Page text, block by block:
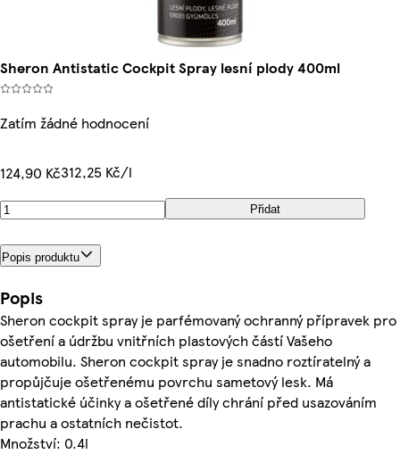
Sheron Antistatic Cockpit Spray lesní plody 400ml
Zatím žádné hodnocení
124,90 Kč312,25 Kč/l
Přidat
Popis produktu
Popis
Sheron cockpit spray je parfémovaný ochranný přípravek pro
ošetření a údržbu vnitřních plastových částí Vašeho
automobilu. Sheron cockpit spray je snadno roztíratelný a
propůjčuje ošetřenému povrchu sametový lesk. Má
antistatické účinky a ošetřené díly chrání před usazováním
prachu a ostatních nečistot.
Množství: 0.4l